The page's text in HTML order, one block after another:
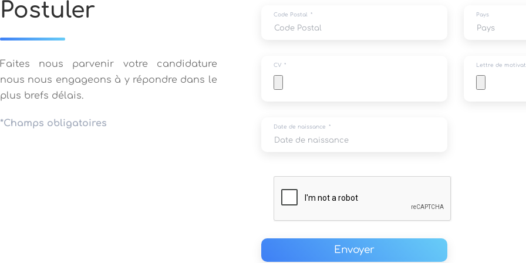
Postuler
Faites nous parvenir votre candidature
nous nous engageons à y répondre dans le
plus brefs délais.
*Champs obligatoires
Code Postal Pays
CV Lettre de
Date de naissance
Envoyer